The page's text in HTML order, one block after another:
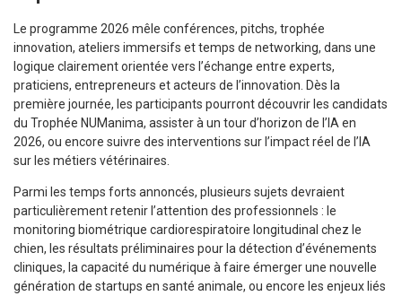
Le programme 2026 mêle conférences, pitchs, trophée
innovation, ateliers immersifs et temps de networking, dans une
logique clairement orientée vers l’échange entre experts,
praticiens, entrepreneurs et acteurs de l’innovation. Dès la
première journée, les participants pourront découvrir les candidats
du Trophée NUManima, assister à un tour d’horizon de l’IA en
2026, ou encore suivre des interventions sur l’impact réel de l’IA
sur les métiers vétérinaires.
Parmi les temps forts annoncés, plusieurs sujets devraient
particulièrement retenir l’attention des professionnels : le
monitoring biométrique cardiorespiratoire longitudinal chez le
chien, les résultats préliminaires pour la détection d’événements
cliniques, la capacité du numérique à faire émerger une nouvelle
génération de startups en santé animale, ou encore les enjeux liés